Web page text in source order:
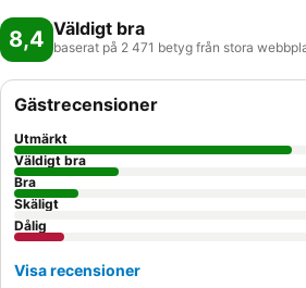
8,4 Väldigt bra
baserat på 2 471 betyg från stora
Gästrecensioner
Utmärkt
Väldigt bra
Bra
Skäligt
Dålig
Visa recensioner